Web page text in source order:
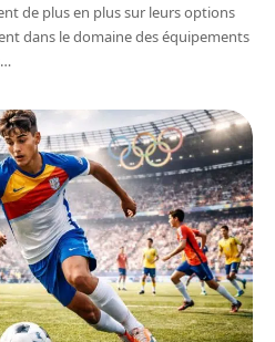
de plus en plus sur leurs options
dans le domaine des équipements
…